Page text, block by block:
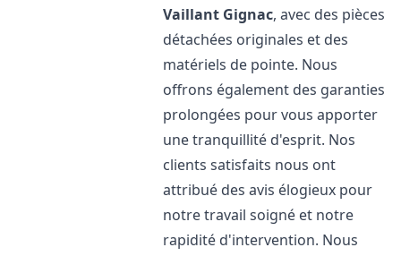
Vaillant Gignac, avec des pièces
détachées originales et des
matériels de pointe. Nous
offrons également des garanties
prolongées pour vous apporter
une tranquillité d'esprit. Nos
clients satisfaits nous ont
attribué des avis élogieux pour
notre travail soigné et notre
rapidité d'intervention. Nous